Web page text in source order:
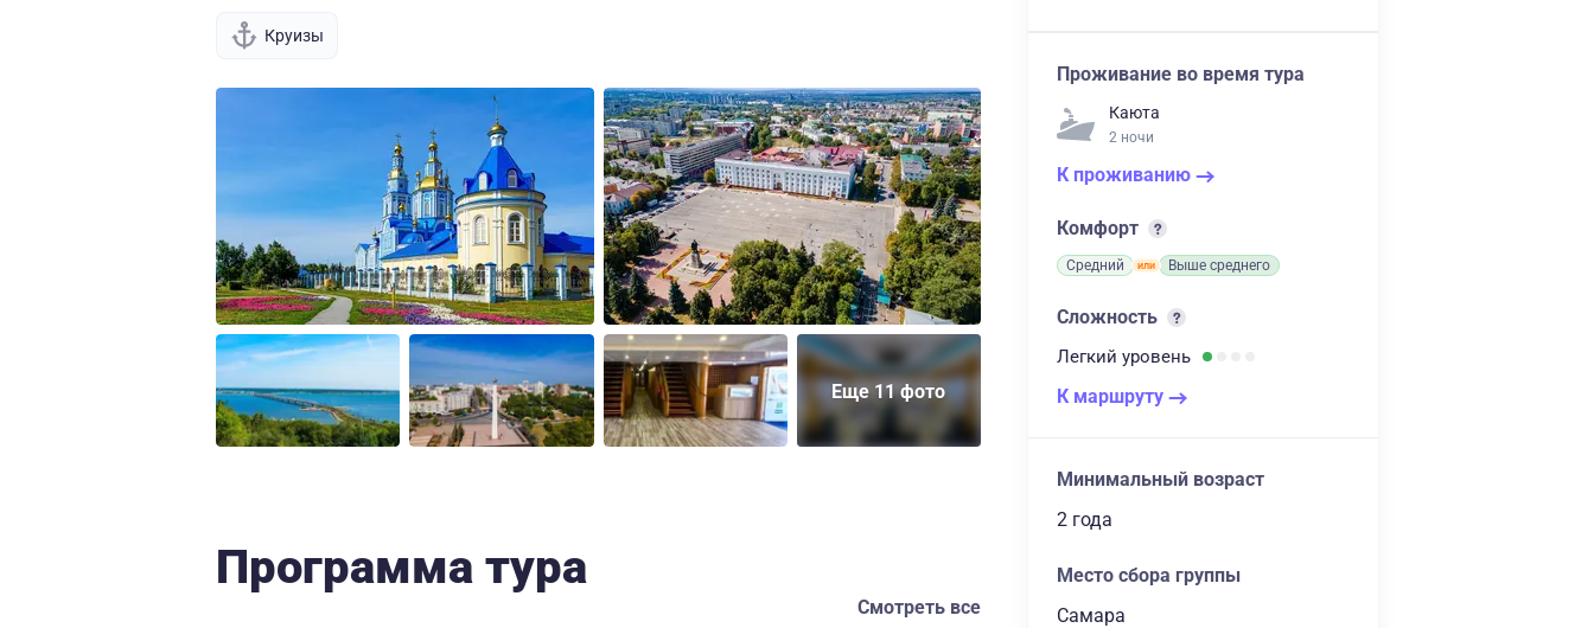
Круизы
Еще 11 фото
Программа тура
Смотреть все
Проживание во время тура
Каюта
2 ночи
К проживанию
Комфорт
Средний Выше среднего
Сложность
Легкий уровень
К маршруту
Минимальный возраст
2 года
Место сбора группы
Самара